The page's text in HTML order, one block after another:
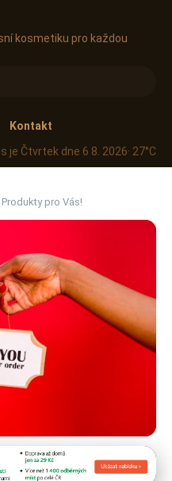
kosmetiku pro každou
Kontakt
je Čtvrtek dne 6 8. 2026· 27°C
pro Vás!